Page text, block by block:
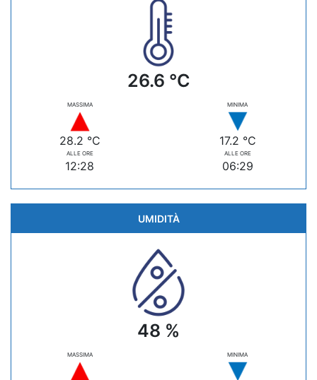
26.6 °C
MASSIMA
28.2 °C
ALLE ORE
12:28
MINIMA
17.2 °C
ALLE ORE
06:29
UMIDITÀ
48 %
MASSIMA MINIMA